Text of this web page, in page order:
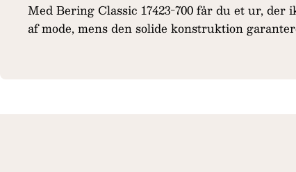
Med Bering Classic 17423-700 får du et ur,
af mode, mens den solide konstruktion